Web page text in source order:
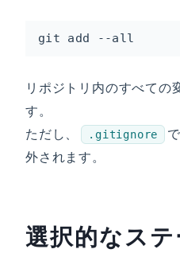
git add --all
リポジトリ内のすべての
す。
ただし、
.gitignore
外されます。
選択的なス